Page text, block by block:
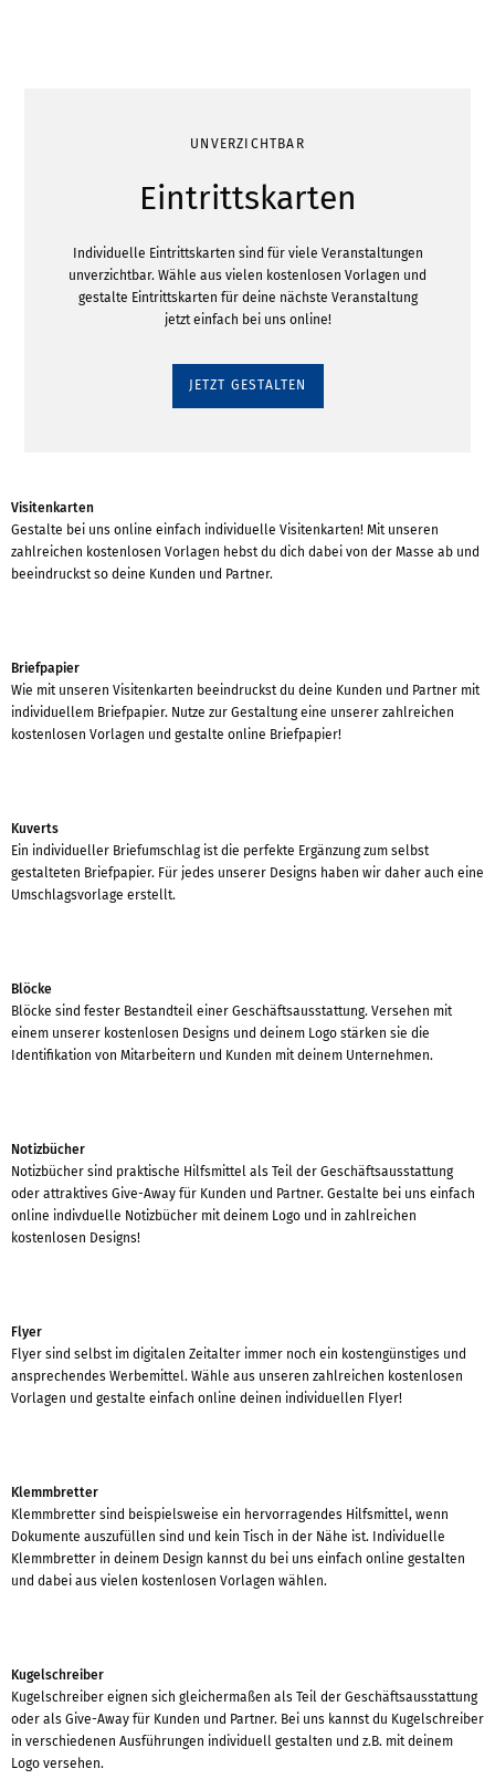
UNVERZICHTBAR
Eintrittskarten
Individuelle Eintrittskarten sind für viele Veranstaltungen
unverzichtbar. Wähle aus vielen kostenlosen Vorlagen und
gestalte Eintrittskarten für deine nächste Veranstaltung
jetzt einfach bei uns online!
JETZT GESTALTEN
Visitenkarten
Gestalte bei uns online einfach individuelle Visitenkarten! Mit unseren
zahlreichen kostenlosen Vorlagen hebst du dich dabei von der Masse ab und
beeindruckst so deine Kunden und Partner.
Briefpapier
Wie mit unseren Visitenkarten beeindruckst du deine Kunden und Partner mit
individuellem Briefpapier. Nutze zur Gestaltung eine unserer zahlreichen
kostenlosen Vorlagen und gestalte online Briefpapier!
Kuverts
Ein individueller Briefumschlag ist die perfekte Ergänzung zum selbst
gestalteten Briefpapier. Für jedes unserer Designs haben wir daher auch eine
Umschlagsvorlage erstellt.
Blöcke
Blöcke sind fester Bestandteil einer Geschäftsausstattung. Versehen mit
einem unserer kostenlosen Designs und deinem Logo stärken sie die
Identifikation von Mitarbeitern und Kunden mit deinem Unternehmen.
Notizbücher
Notizbücher sind praktische Hilfsmittel als Teil der Geschäftsausstattung
oder attraktives Give-Away für Kunden und Partner. Gestalte bei uns einfach
online indivduelle Notizbücher mit deinem Logo und in zahlreichen
kostenlosen Designs!
Flyer
Flyer sind selbst im digitalen Zeitalter immer noch ein kostengünstiges und
ansprechendes Werbemittel. Wähle aus unseren zahlreichen kostenlosen
Vorlagen und gestalte einfach online deinen individuellen Flyer!
Klemmbretter
Klemmbretter sind beispielsweise ein hervorragendes Hilfsmittel, wenn
Dokumente auszufüllen sind und kein Tisch in der Nähe ist. Individuelle
Klemmbretter in deinem Design kannst du bei uns einfach online gestalten
und dabei aus vielen kostenlosen Vorlagen wählen.
Kugelschreiber
Kugelschreiber eignen sich gleichermaßen als Teil der Geschäftsausstattung
oder als Give-Away für Kunden und Partner. Bei uns kannst du Kugelschreiber
in verschiedenen Ausführungen individuell gestalten und z.B. mit deinem
Logo versehen.